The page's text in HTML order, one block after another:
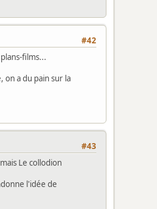
#42
films...
a du pain sur la
#43
Le collodion
l'idée de